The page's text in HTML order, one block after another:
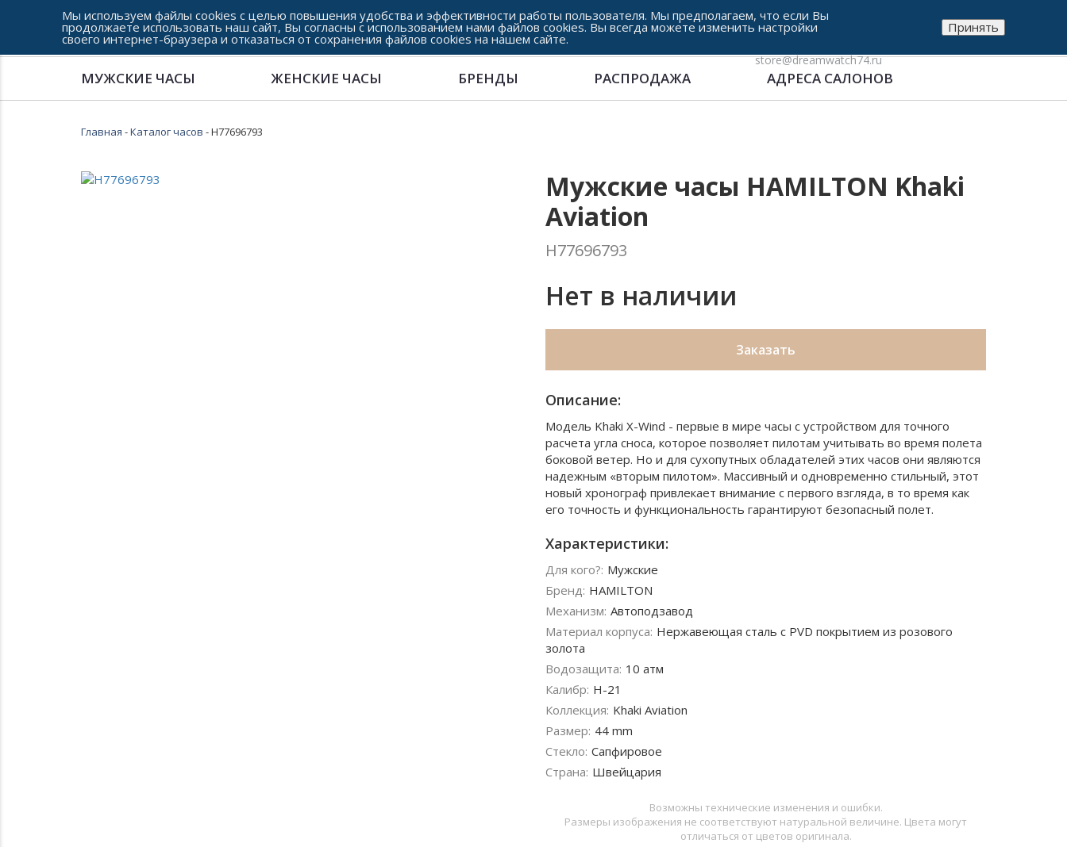
Сеть часовых салонов г. Челябинска 8-912-771-38-05
store@dreamwatch74.ru
МУЖСКИЕ ЧАСЫ ЖЕНСКИЕ ЧАСЫ БРЕНДЫ РАСПРОДАЖА АДРЕСА САЛОНОВ
Главная -Каталог часов - H77696793
Мужские часы HAMILTON Khaki
Aviation
H77696793
Нет в наличии
Заказать
Описание:
Модель Khaki X-Wind - первые в мире часы с устройством для точного
расчета угла сноса, которое позволяет пилотам учитывать во время полета
боковой ветер. Но и для сухопутных обладателей этих часов они являются
надежным «вторым пилотом». Массивный и одновременно стильный, этот
новый хронограф привлекает внимание с первого взгляда, в то время как
его точность и функциональность гарантируют безопасный полет.
Характеристики:
Для кого?: Мужские
Бренд: HAMILTON
Механизм: Автоподзавод
Материал корпуса: Нержавеющая сталь с PVD покрытием из розового
золота
Водозащита: 10 атм
Калибр: H-21
Коллекция: Khaki Aviation
Размер: 44 mm
Стекло: Сапфировое
Страна: Швейцария
Возможны технические изменения и ошибки.
Размеры изображения не соответствуют натуральной величине. Цвета могут
отличаться от цветов оригинала.
Мы используем файлы cookies с целью повышения удобства и эффективности работы пользователя. Мы предполагаем, что если Вы
продолжаете использовать наш сайт, Вы согласны с использованием нами файлов cookies. Вы всегда можете изменить настройки
своего интернет-браузера и отказаться от сохранения файлов cookies на нашем сайте.
Принять